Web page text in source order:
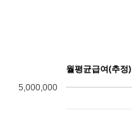
월평균급여(추정)
5,000,000